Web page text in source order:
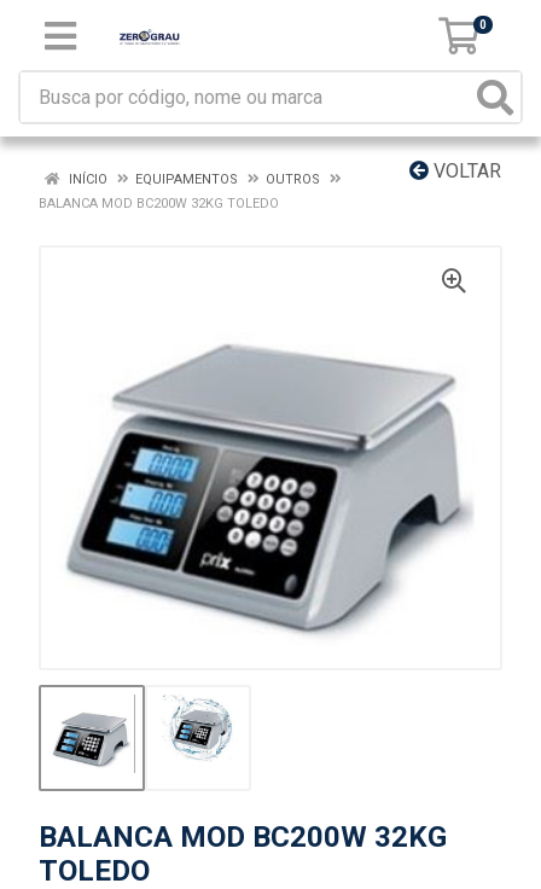
0
VOLTAR
INÍCIO EQUIPAMENTOS
OUTROS
BALANCA MOD BC200W 32KG TOLEDO
BALANCA MOD BC200W 32KG
TOLEDO